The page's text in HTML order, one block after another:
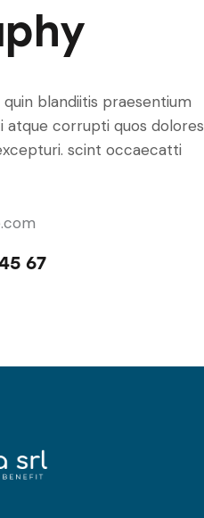
quin blandiitis praesentium
corrupti quos dolores
scint occaecatti
67